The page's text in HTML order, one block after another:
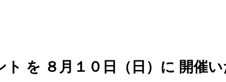
を ８月１０日（日）に 開催い